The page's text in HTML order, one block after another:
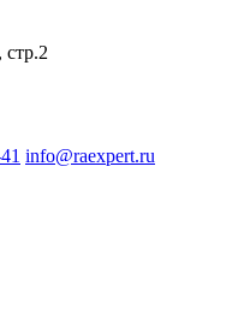
стр.2
info@raexpert.ru